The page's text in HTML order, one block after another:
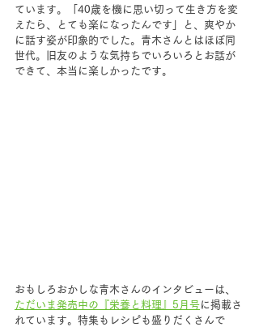
ています。「40歳を機に思い切って生き方を変
えたら、とても楽になったんです」と、爽やか
に話す姿が印象的でした。青木さんとはほぼ同
世代。旧友のような気持ちでいろいろとお話が
できて、本当に楽しかったです。
おもしろおかしな青木さんのインタビューは、
ただいま発売中の『栄養と料理』5月号に掲載さ
れています。特集もレシピも盛りだくさんで